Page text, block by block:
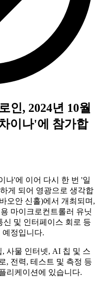
인, 2024년 10월
이나'에 참가합
나'에 이어 다시 한 번 '일
게 되어 영광으로 생각합
오안 신홀)에서 개최되며,
마이크로컨트롤러 유닛
및 인터페이스 회로 등
예정입니다.
사물 인터넷, AI 칩 및 스
, 전력, 테스트 및 측정 등
리케이션에 있습니다.